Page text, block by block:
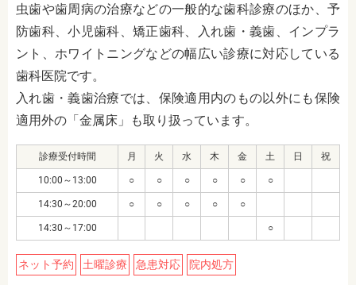
虫歯や歯周病の治療などの一般的な歯科診療のほか、予
防歯科、小児歯科、矯正歯科、入れ歯・義歯、インプラ
ント、ホワイトニングなどの幅広い診療に対応している
歯科医院です。
入れ歯・義歯治療では、保険適用内のもの以外にも保険
適用外の「金属床」も取り扱っています。
診療受付時間 月 火 水 木 金 土 日 祝
10:00～13:00 ○ ○ ○ ○ ○ ○
14:30～20:00 ○ ○ ○ ○ ○
14:30～17:00 ○
ネット予約 土曜診療 急患対応 院内処方